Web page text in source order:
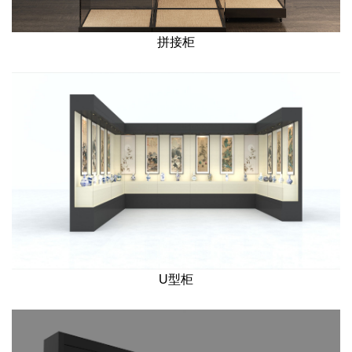
拼接柜
U型柜